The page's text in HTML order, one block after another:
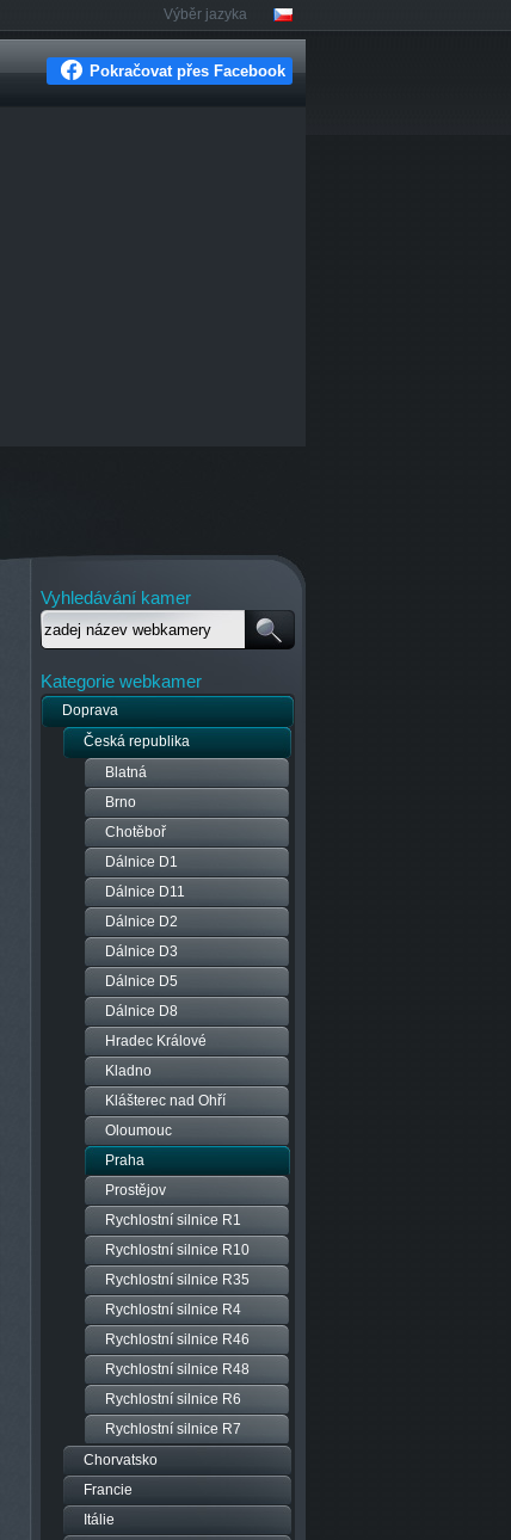
Výběr jazyka
Vyhledávání kamer
Kategorie webkamer
Doprava
Česká republika
Blatná
Brno
Chotěboř
Dálnice D1
Dálnice D11
Dálnice D2
Dálnice D3
Dálnice D5
Dálnice D8
Hradec Králové
Kladno
Klášterec nad Ohří
Oloumouc
Praha
Prostějov
Rychlostní silnice R1
Rychlostní silnice R10
Rychlostní silnice R35
Rychlostní silnice R4
Rychlostní silnice R46
Rychlostní silnice R48
Rychlostní silnice R6
Rychlostní silnice R7
Chorvatsko
Francie
Itálie